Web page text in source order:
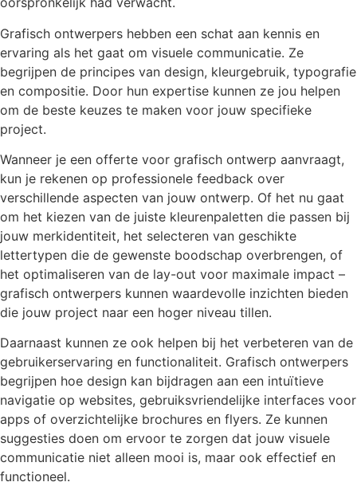
Grafisch ontwerpers hebben een schat aan kennis en
ervaring als het gaat om visuele communicatie. Ze
begrijpen de principes van design, kleurgebruik, typografie
en compositie. Door hun expertise kunnen ze jou helpen
om de beste keuzes te maken voor jouw specifieke
project.
Wanneer je een offerte voor grafisch ontwerp aanvraagt,
kun je rekenen op professionele feedback over
verschillende aspecten van jouw ontwerp. Of het nu gaat
om het kiezen van de juiste kleurenpaletten die passen bij
jouw merkidentiteit, het selecteren van geschikte
lettertypen die de gewenste boodschap overbrengen, of
het optimaliseren van de lay-out voor maximale impact –
grafisch ontwerpers kunnen waardevolle inzichten bieden
die jouw project naar een hoger niveau tillen.
Daarnaast kunnen ze ook helpen bij het verbeteren van de
gebruikerservaring en functionaliteit. Grafisch ontwerpers
begrijpen hoe design kan bijdragen aan een intuïtieve
navigatie op websites, gebruiksvriendelijke interfaces voor
apps of overzichtelijke brochures en flyers. Ze kunnen
suggesties doen om ervoor te zorgen dat jouw visuele
communicatie niet alleen mooi is, maar ook effectief en
functioneel.